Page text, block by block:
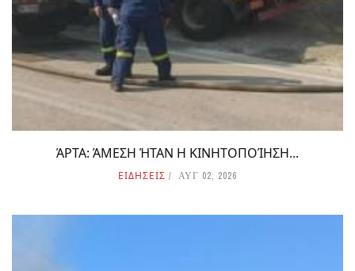
ΆΡΤΑ: ΆΜΕΣΗ ΉΤΑΝ Η ΚΙΝΗΤΟΠΟΊΗΣΗ...
ΕΙΔΗΣΕΙΣ ΑΥΓ 02, 2026